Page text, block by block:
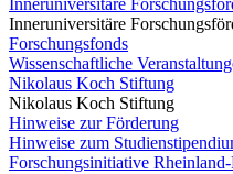
Inneruniversitäre
Inneruniversitäre
Forschungsfonds
Wissenschaftliche
Nikolaus Koch Stiftung
Nikolaus Koch Stiftung
Hinweise zur Förderung
Hinweise zum
Forschungsinitiative